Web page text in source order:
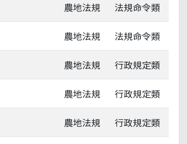
農地法規 法規命令類
農地法規 法規命令類
農地法規 行政規定類
農地法規 行政規定類
農地法規 行政規定類